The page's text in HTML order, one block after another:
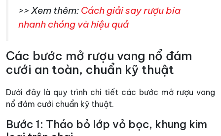
>> Xem thêm: Cách giải say rượu bia
nhanh chóng và hiệu quả
Các bước mở rượu vang nổ đám
cưới an toàn, chuẩn kỹ thuật
Dưới đây là quy trình chi tiết các bước mở rượu vang
nổ đám cưới chuẩn kỹ thuật.
Bước 1: Tháo bỏ lớp vỏ bọc, khung kim